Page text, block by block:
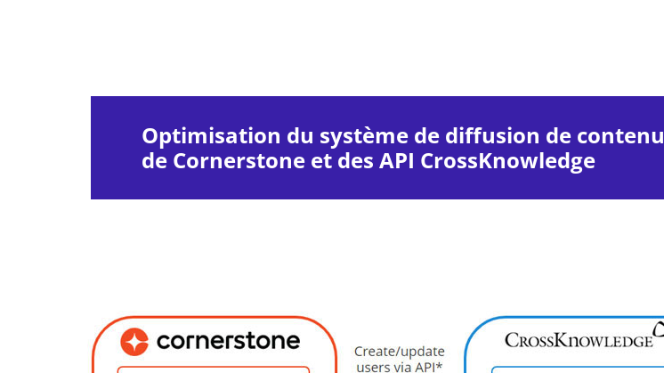
Optimisation du système de diffusion de contenu
de Cornerstone et des API CrossKnowledge